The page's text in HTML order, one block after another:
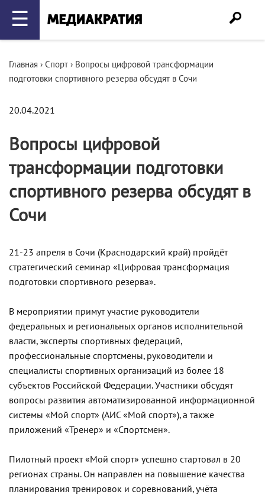
☰
Главная › Спорт › Вопросы цифровой трансформации
подготовки спортивного резерва обсудят в Сочи
20.04.2021
Вопросы цифровой
трансформации подготовки
спортивного резерва обсудят в
Сочи
21-23 апреля в Сочи (Краснодарский край) пройдёт
стратегический семинар «Цифровая трансформация
подготовки спортивного резерва».
В мероприятии примут участие руководители
федеральных и региональных органов исполнительной
власти, эксперты спортивных федераций,
профессиональные спортсмены, руководители и
специалисты спортивных организаций из более 18
субъектов Российской Федерации. Участники обсудят
вопросы развития автоматизированной информационной
системы «Мой спорт» (АИС «Мой спорт»), а также
приложений «Тренер» и «Спортсмен».
Пилотный проект «Мой спорт» успешно стартовал в 20
регионах страны. Он направлен на повышение качества
планирования тренировок и соревнований, учёта